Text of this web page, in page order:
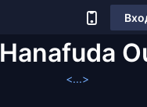
Hanafuda
<...>